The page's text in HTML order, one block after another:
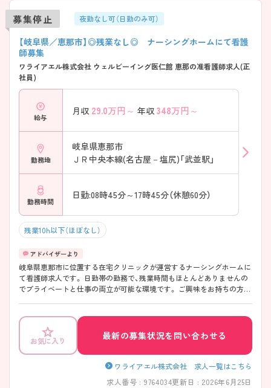
募集停止 夜勤なし可（日勤のみ可）
【岐阜県／恵那市】◎残業なし◎ ナーシングホームにて看護
師募集
ワライアエル株式会社 ウェルビーイング医仁館 恵那の准看護師求人(正
社員)
給与
月収 29.0万円～ 年収 348万円～
勤務地
岐阜県恵那市
ＪＲ中央本線(名古屋－塩尻)「武並駅」
勤務時間
日勤:08時45分～17時45分（休憩60分）
残業10h以下（ほぼなし）
岐阜県恵那市に位置する在宅クリニックが運営するナーシングホームに
て看護師求人です。 日勤帯の勤務で、残業時間もほとんどありませんの
でプライベートと仕事の両立が可能な環境です。 ご興味をお持ちの方に
お気に入り 最新の募集状況を問い合わせる
ワライアエル株式会社 求人一覧はこちら
求人番号 : 9764034更新日 : 2026年6月25日